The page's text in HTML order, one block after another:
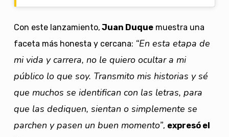
Con este lanzamiento, Juan Duquemuestra una
faceta más honesta y cercana: “En esta etapa de
mi vida y carrera, no le quiero ocultar a mi
público lo que soy. Transmito mis historias y sé
que muchos se identifican con las letras, para
que las dediquen, sientan o simplemente se
parchen y pasen un buen momento”, expresó el